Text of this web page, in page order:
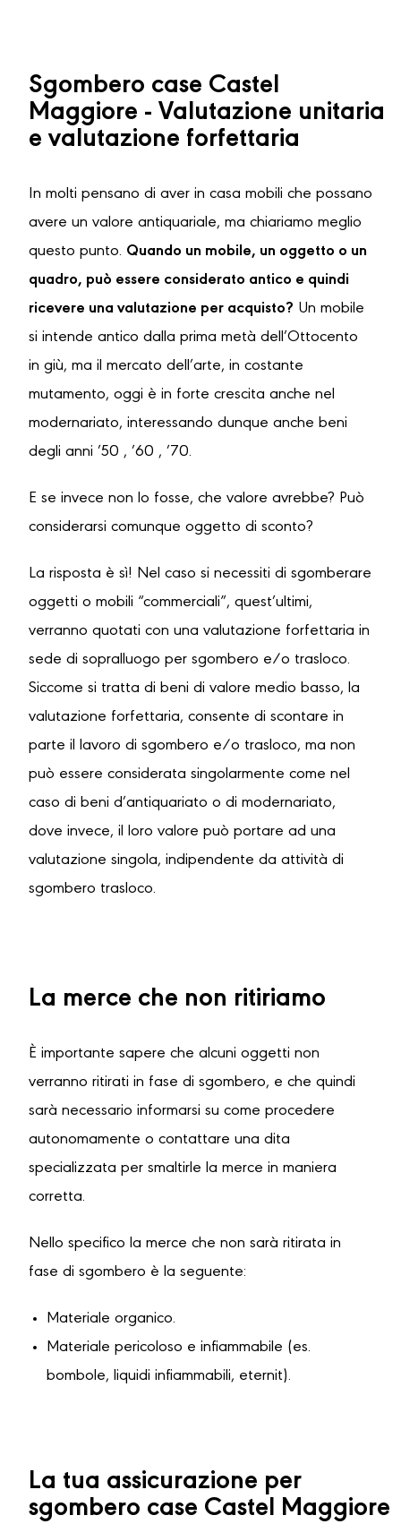
Sgombero case Castel
Maggiore - Valutazione unitaria
e valutazione forfettaria
In molti pensano di aver in casa mobili che possano
avere un valore antiquariale, ma chiariamo meglio
questo punto. Quando un mobile, un oggetto o un
quadro, può essere considerato antico e quindi
ricevere una valutazione per acquisto? Un mobile
si intende antico dalla prima metà dell’Ottocento
in giù, ma il mercato dell’arte, in costante
mutamento, oggi è in forte crescita anche nel
modernariato, interessando dunque anche beni
degli anni ’50 , ’60 , ’70.
E se invece non lo fosse, che valore avrebbe? Può
considerarsi comunque oggetto di sconto?
La risposta è sì! Nel caso si necessiti di sgomberare
oggetti o mobili “commerciali”, quest’ultimi,
verranno quotati con una valutazione forfettaria in
sede di sopralluogo per sgombero e/o trasloco.
Siccome si tratta di beni di valore medio basso, la
valutazione forfettaria, consente di scontare in
parte il lavoro di sgombero e/o trasloco, ma non
può essere considerata singolarmente come nel
caso di beni d’antiquariato o di modernariato,
dove invece, il loro valore può portare ad una
valutazione singola, indipendente da attività di
sgombero trasloco.
La merce che non ritiriamo
È importante sapere che alcuni oggetti non
verranno ritirati in fase di sgombero, e che quindi
sarà necessario informarsi su come procedere
autonomamente o contattare una dita
specializzata per smaltirle la merce in maniera
corretta.
Nello specifico la merce che non sarà ritirata in
fase di sgombero è la seguente:
Materiale organico.
Materiale pericoloso e infiammabile (es.
bombole, liquidi infiammabili, eternit).
La tua assicurazione per
sgombero case Castel Maggiore